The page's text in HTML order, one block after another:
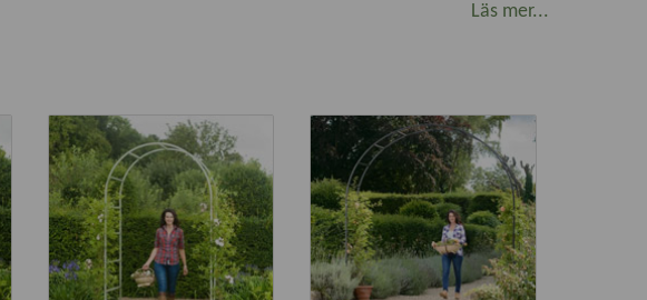
rumsavdelare i trädgården. Komplettera med skimrande belysning
inre galvaniserade stålfästen.
fästanordningar av rostfritt stål.
och kraftiga, rostfria bultar.
Läs mer...